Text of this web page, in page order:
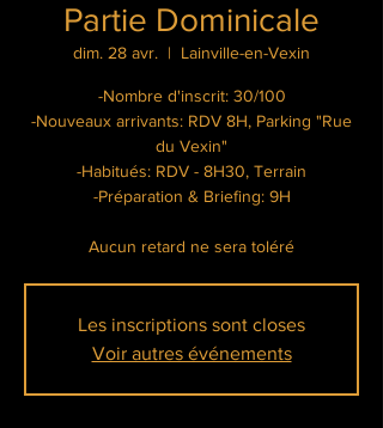
Partie Dominicale
dim. 28 avr.
  |
Lainville-en-Vexin
-Nombre d'inscrit: 30/100
-Nouveaux arrivants: RDV 8H, Parking "Rue
du Vexin"
-Habitués: RDV - 8H30, Terrain
-Préparation & Briefing: 9H
Aucun retard ne sera toléré
Les inscriptions sont closes
Voir autres événements